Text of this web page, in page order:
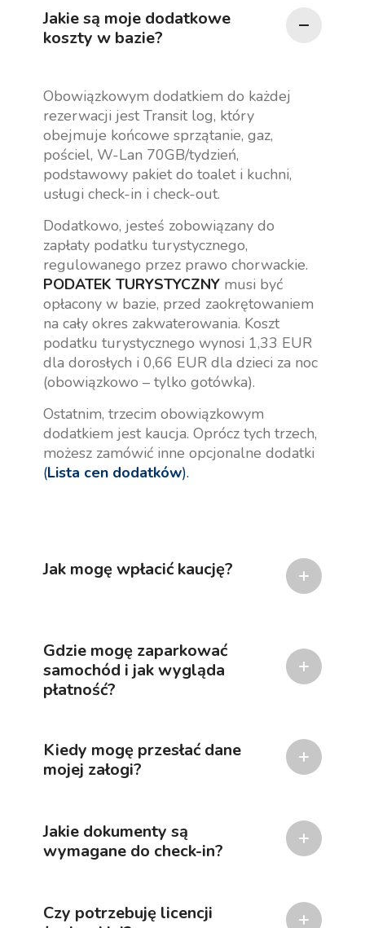
Jakie są moje dodatkowe
koszty w bazie?
Obowiązkowym dodatkiem do każdej
rezerwacji jest Transit log, który
obejmuje końcowe sprzątanie, gaz,
pościel, W-Lan 70GB/tydzień,
podstawowy pakiet do toalet i kuchni,
usługi check-in i check-out.
Dodatkowo, jesteś zobowiązany do
zapłaty podatku turystycznego,
regulowanego przez prawo chorwackie.
PODATEK TURYSTYCZNY musi być
opłacony w bazie, przed zaokrętowaniem
na cały okres zakwaterowania. Koszt
podatku turystycznego wynosi 1,33 EUR
dla dorosłych i 0,66 EUR dla dzieci za noc
(obowiązkowo – tylko gotówka).
Ostatnim, trzecim obowiązkowym
dodatkiem jest kaucja. Oprócz tych trzech,
możesz zamówić inne opcjonalne dodatki
(Lista cen dodatków).
Jak mogę wpłacić kaucję?
Gdzie mogę zaparkować
samochód i jak wygląda
płatność?
Kiedy mogę przesłać dane
mojej załogi?
Jakie dokumenty są
wymagane do check-in?
Czy potrzebuję licencji